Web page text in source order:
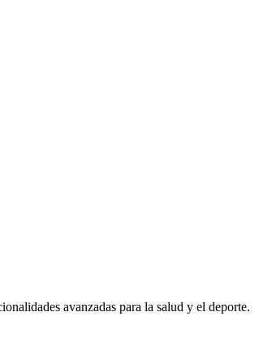
avanzadas para la salud y el deporte.